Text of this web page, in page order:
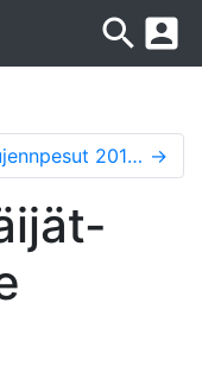
search account_box
Tossujennpesut 2014, kauden ja Fresh-aikakauden päätös →